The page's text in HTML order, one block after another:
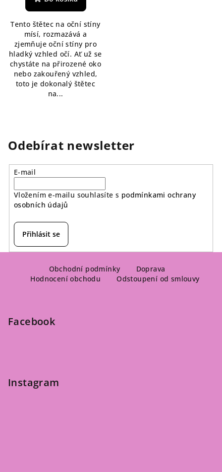
z
5
hvězdiček.
Tento štětec na oční stíny
mísí, rozmazává a
zjemňuje oční stíny pro
hladký vzhled očí. Ať už se
chystáte na přirozené oko
nebo zakouřený vzhled,
toto je dokonalý štětec
na...
Odebírat newsletter
E-mail
Vložením e-mailu souhlasíte s podmínkami ochrany
osobních údajů
Přihlásit se
Obchodní podmínky
Doprava
Hodnocení obchodu
Odstoupení od smlouvy
Facebook
Instagram